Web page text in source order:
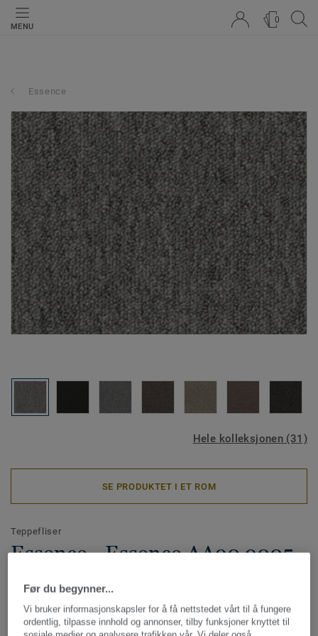
MENU
0
Essence
Hele kolleksjonen (31)
SE PRODUKTET I ET ROM
Teppefliser
Essence - Essence AA90 9005
DESSO Essence er en slitesterk teppeflis som kombinerer
høy ytelse med et bra prisnivå. Kolleksjonen finnes i 31
Før du begynner...
Vi bruker informasjonskapsler for å få nettstedet vårt til å fungere
ordentlig, tilpasse innhold og annonser, tilby funksjoner knyttet til